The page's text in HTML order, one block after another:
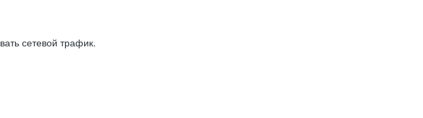
сетевой трафик.